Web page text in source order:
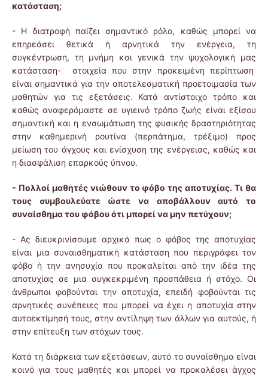
κατάσταση;
- Η διατροφή παίζει σημαντικό ρόλο, καθώς μπορεί να
επηρεάσει θετικά ή αρνητικά την ενέργεια, τη
συγκέντρωση, τη μνήμη και γενικά την ψυχολογική μας
κατάσταση- στοιχεία που στην προκειμένη περίπτωση
είναι σημαντικά για την αποτελεσματική προετοιμασία των
μαθητών για τις εξετάσεις. Κατά αντίστοιχο τρόπο και
καθώς αναφερόμαστε σε υγιεινό τρόπο ζωής είναι εξίσου
σημαντική και η ενσωμάτωση της φυσικής δραστηριότητας
στην καθημερινή ρουτίνα (περπάτημα, τρέξιμο) προς
μείωση του άγχους και ενίσχυση της ενέργειας, καθώς και
η διασφάλιση επαρκούς ύπνου.
- Πολλοί μαθητές νιώθουν το φόβο της αποτυχίας. Τι θα
τους συμβουλεύατε ώστε να αποβάλλουν αυτό το
συναίσθημα του φόβου ότι μπορεί να μην πετύχουν;
- Ας διευκρινίσουμε αρχικά πως ο φόβος της αποτυχίας
είναι μια συναισθηματική κατάσταση που περιγράφει τον
φόβο ή την ανησυχία που προκαλείται από την ιδέα της
αποτυχίας σε μια συγκεκριμένη προσπάθεια ή στόχο. Οι
άνθρωποι φοβούνται την αποτυχία, επειδή φοβούνται τις
αρνητικές συνέπειες που μπορεί να έχει η αποτυχία στην
αυτοεκτίμησή τους, στην αντίληψη των άλλων για αυτούς, ή
στην επίτευξη των στόχων τους.
Κατά τη διάρκεια των εξετάσεων, αυτό το συναίσθημα είναι
κοινό για τους μαθητές και μπορεί να προκαλέσει άγχος